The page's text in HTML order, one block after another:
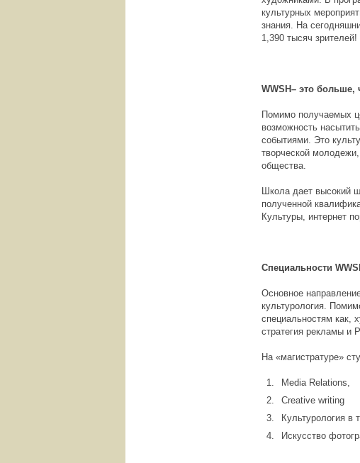
культурных
знания. На
1,390 тысяч зрителей!
WWSH– это больше,
Помимо получаемых
возможность
событиями. Это
творческой
общества.
Школа дает высокий
полученной
Культуры, интернет
Специальности
Основное
культурология.
специальностям как,
стратегия рекламы и
На «магистратуре»
Media Relations,
Creative writing
Культурология в
Искусство